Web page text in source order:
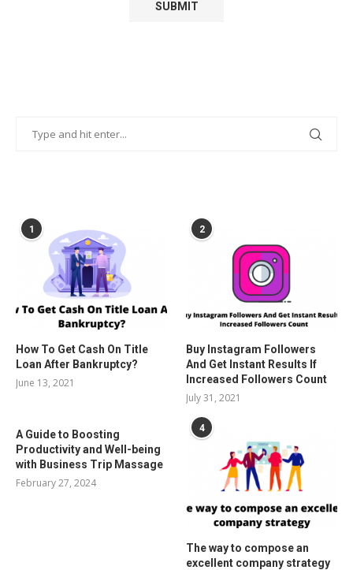
1
How To Get Cash On Title
Loan After Bankruptcy?
June 13, 2021
2
Buy Instagram Followers
And Get Instant Results If
Increased Followers Count
July 31, 2021
A Guide to Boosting
Productivity and Well-being
with Business Trip Massage
February 27, 2024
4
The way to compose an
excellent company strategy